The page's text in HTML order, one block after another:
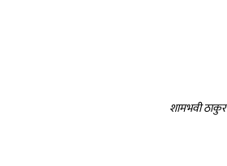
शामभवी ठाकुर